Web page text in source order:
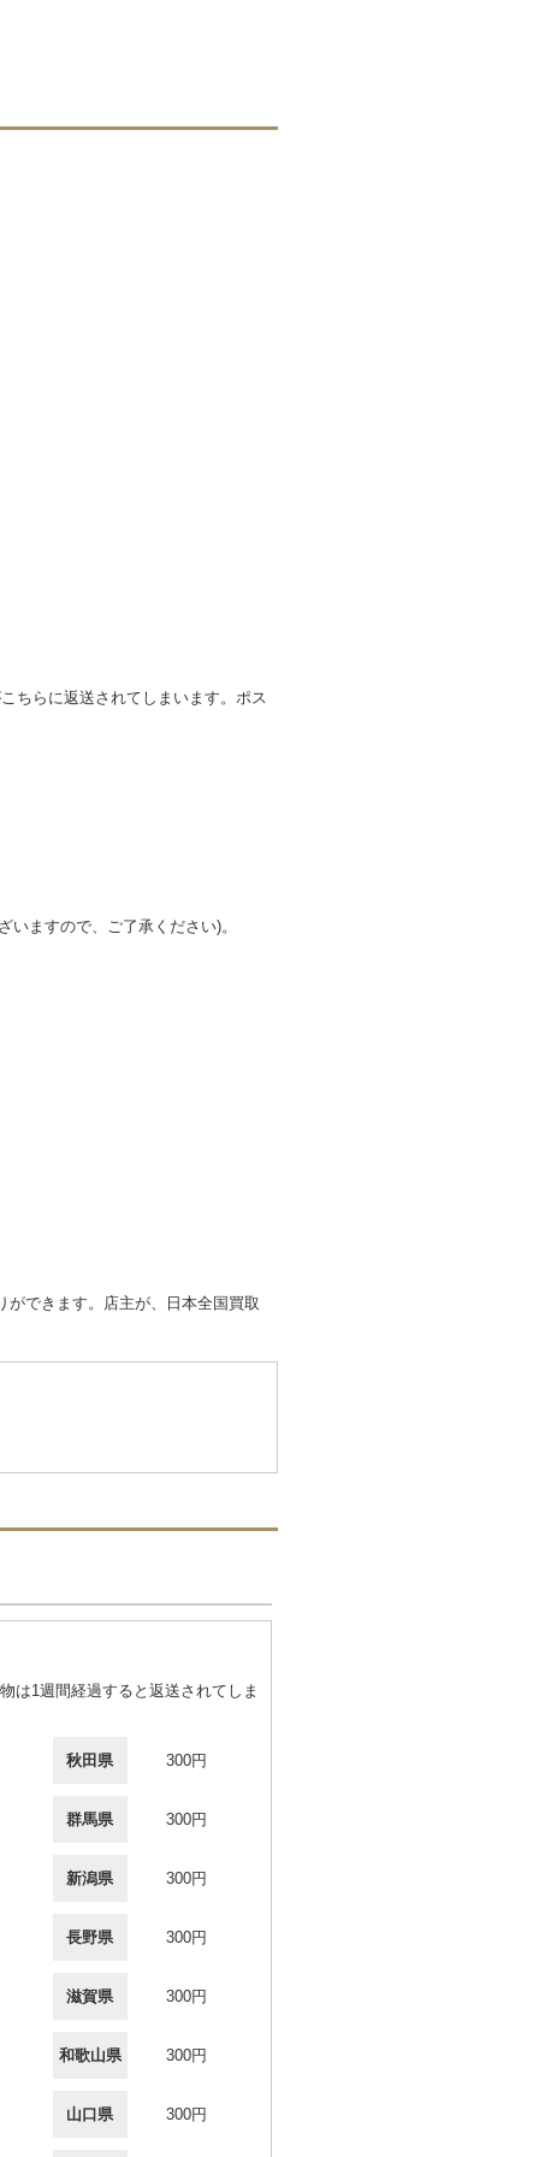
ちらに返送されてしまいます。ポス
ますので、ご了承ください)。
できます。店主が、日本全国買取
は1週間経過すると返送されてしま
秋田県 300円
群馬県 300円
新潟県 300円
長野県 300円
滋賀県 300円
和歌山県 300円
山口県 300円